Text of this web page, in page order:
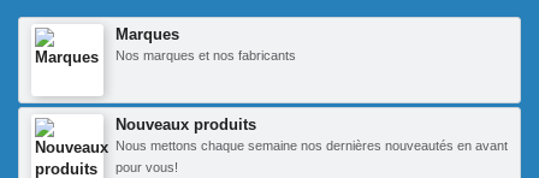
Marques
Nos marques et nos fabricants
Nouveaux produits
Nous mettons chaque semaine nos dernières nouveautés en avant
pour vous!